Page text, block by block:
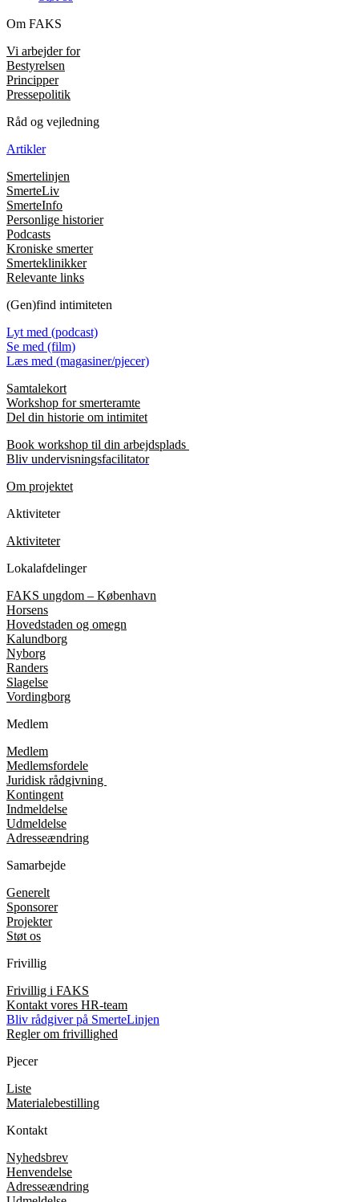
Om FAKS
Vi arbejder for
Bestyrelsen
Principper
Pressepolitik
Råd og vejledning
Artikler
Smertelinjen
SmerteLiv
SmerteInfo
Personlige historier
Podcasts
Kroniske smerter
Smerteklinikker
Relevante links
(Gen)find intimiteten
Lyt med (podcast)
Se med (film)
Læs med (magasiner/pjecer)
Samtalekort
Workshop for smerteramte
Del din historie om intimitet
Book workshop til din arbejdsplads
Bliv undervisningsfacilitator
Om projektet
Aktiviteter
Aktiviteter
Lokalafdelinger
FAKS ungdom – København
Horsens
Hovedstaden og omegn
Kalundborg
Nyborg
Randers
Slagelse
Vordingborg
Medlem
Medlem
Medlemsfordele
Juridisk rådgivning
Kontingent
Indmeldelse
Udmeldelse
Adresseændring
Samarbejde
Generelt
Sponsorer
Projekter
Støt os
Frivillig
Frivillig i FAKS
Kontakt vores HR-team
Bliv rådgiver på SmerteLinjen
Regler om frivillighed
Pjecer
Liste
Materialebestilling
Kontakt
Nyhedsbrev
Henvendelse
Adresseændring